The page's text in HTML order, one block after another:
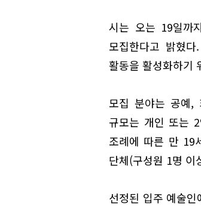
시는 오는 19일까
모집한다고 밝혔
활동을 활성화하기
모집 분야는 공예,
규모는 개인 또는
조례에 따른 만 19
단체(구성원 1명 이
선정된 입주 예술